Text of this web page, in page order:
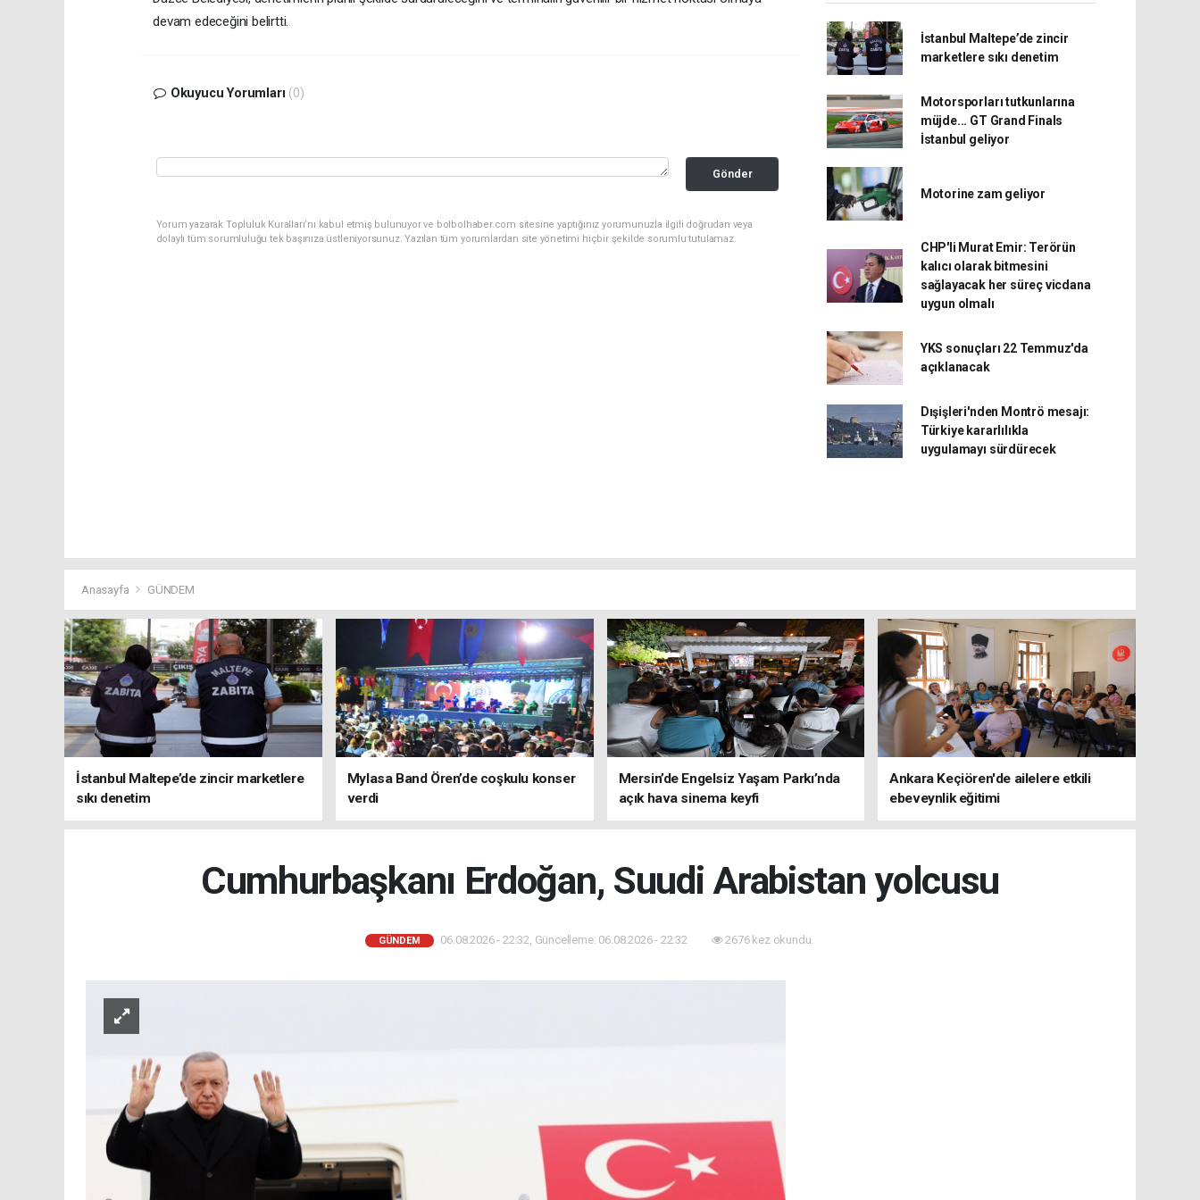
devam edeceğini belirtti.
Okuyucu Yorumları (0)
Gönder
Yorum yazarak Topluluk Kuralları’nı kabul etmiş bulunuyor ve bolbolhaber.com sitesine yaptığınız yorumunuzla ilgili doğrudan veya
dolaylı tüm sorumluluğu tek başınıza üstleniyorsunuz. Yazılan tüm yorumlardan site yönetimi hiçbir şekilde sorumlu tutulamaz.
İstanbul Maltepe’de zincir
marketlere sıkı denetim
Motorsporları tutkunlarına
müjde... GT Grand Finals
İstanbul geliyor
Motorine zam geliyor
CHP'li Murat Emir: Terörün
kalıcı olarak bitmesini
sağlayacak her süreç vicdana
uygun olmalı
YKS sonuçları 22 Temmuz'da
açıklanacak
Dışişleri'nden Montrö mesajı:
Türkiye kararlılıkla
uygulamayı sürdürecek
Anasayfa GÜNDEM
İstanbul Maltepe’de zincir marketlere
sıkı denetim
Mylasa Band Ören’de coşkulu konser
verdi
Mersin’de Engelsiz Yaşam Parkı’nda
açık hava sinema keyfi
Ankara Keçiören'de ailelere etkili
ebeveynlik eğitimi
Cumhurbaşkanı Erdoğan, Suudi Arabistan yolcusu
GÜNDEM 06.08.2026 - 22:32, Güncelleme: 06.08.2026 - 22:32 2676 kez okundu.